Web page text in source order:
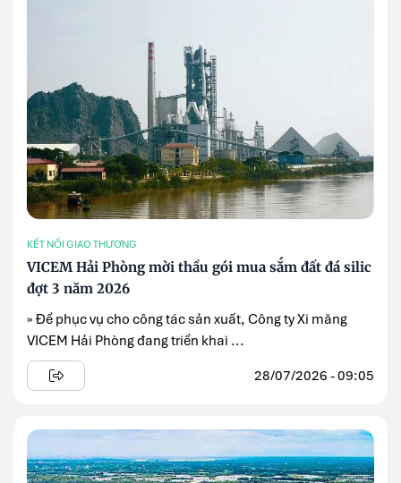
KẾT NỐI GIAO THƯƠNG
VICEM Hải Phòng mời thầu gói mua sắm đất đá silic
đợt 3 năm 2026
» Để phục vụ cho công tác sản xuất, Công ty Xi măng
VICEM Hải Phòng đang triển khai ...
28/07/2026 - 09:05